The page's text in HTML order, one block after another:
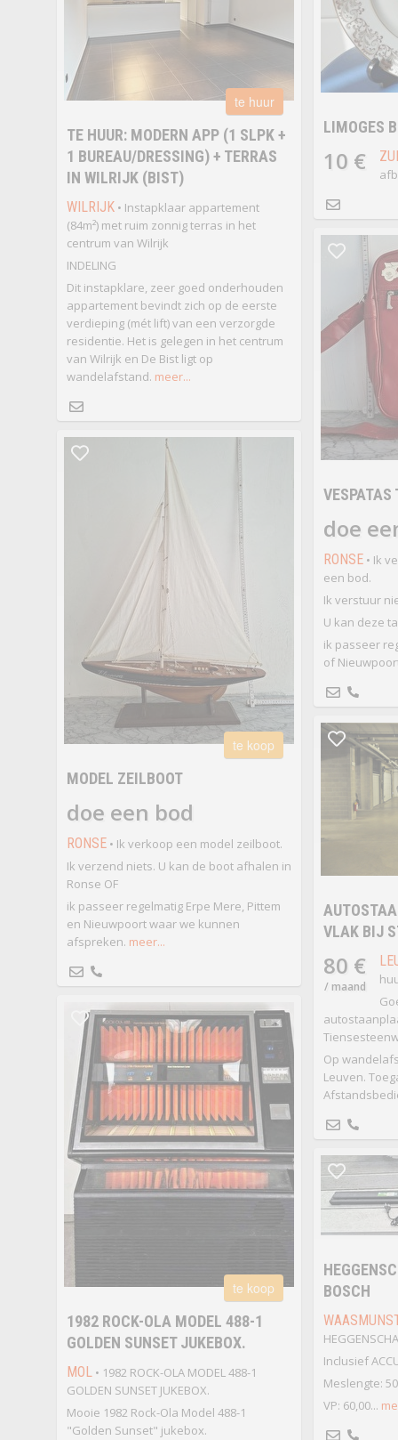
LIMOGES
10 €
te huur
TE HUUR: MODERN APP (1 SLPK +
1 BUREAU/DRESSING) + TERRAS
IN WILRIJK (BIST)
WILRIJK• Instapklaar appartement
(84m²) met ruim zonnig terras in het
centrum van Wilrijk
INDELING
Dit instapklare, zeer goed onderhouden
appartement bevindt zich op de eerste
verdieping (mét lift) van een verzorgde
residentie. Het is gelegen in het centrum
van Wilrijk en De Bist ligt op
wandelafstand. meer...
VESPATAS
doe
RONSE• Ik
een bod.
Ik verstuur
U kan deze
ik passeer
of
te koop
MODEL ZEILBOOT
doe een bod
RONSE• Ik verkoop een model zeilboot.
Ik verzend niets. U kan de boot afhalen in
Ronse OF
ik passeer regelmatig Erpe Mere, Pittem
en Nieuwpoort waar we kunnen
afspreken. meer...
VLAK BIJ
80 €
/ maand
Op
Leuven.
te koop
1982 ROCK-OLA MODEL 488-1
GOLDEN SUNSET JUKEBOX.
MOL• 1982 ROCK-OLA MODEL 488-1
GOLDEN SUNSET JUKEBOX.
Mooie 1982 Rock-Ola Model 488-1
"Golden Sunset" jukebox.
BOSCH
Inclusief
Meslengte:
VP: 60,00...